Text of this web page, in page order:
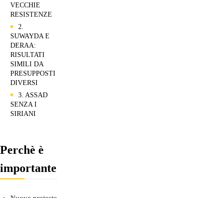
VECCHIE
RESISTENZE
2.
SUWAYDA E
DERAA:
RISULTATI
SIMILI DA
PRESUPPOSTI
DIVERSI
3. ASSAD
SENZA I
SIRIANI
Perchè è
importante